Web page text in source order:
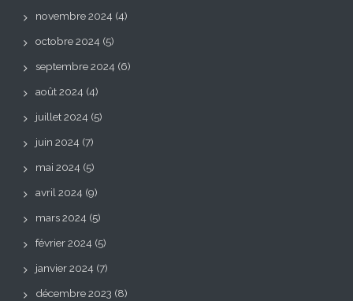
novembre 2024 (4)
octobre 2024 (5)
septembre 2024 (6)
août 2024 (4)
juillet 2024 (5)
juin 2024 (7)
mai 2024 (5)
avril 2024 (9)
mars 2024 (5)
février 2024 (5)
janvier 2024 (7)
décembre 2023 (8)